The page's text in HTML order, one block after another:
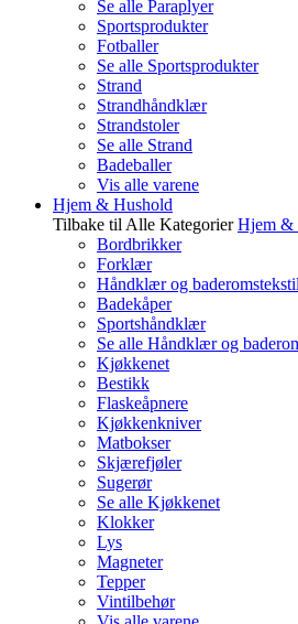
Se alle Paraplyer
Sportsprodukter
Fotballer
Se alle Sportsprodukter
Strand
Strandhåndklær
Strandstoler
Se alle Strand
Badeballer
Vis alle varene
Hjem & Hushold
Tilbake til Alle Kategorier Hjem &
Bordbrikker
Forklær
Håndklær og
Badekåper
Sportshåndklær
Se alle Håndklær og
Kjøkkenet
Bestikk
Flaskeåpnere
Kjøkkenkniver
Matbokser
Skjærefjøler
Sugerør
Se alle Kjøkkenet
Klokker
Lys
Magneter
Tepper
Vintilbehør